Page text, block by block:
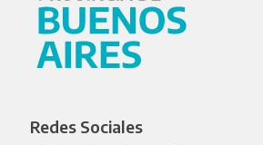
Redes Sociales